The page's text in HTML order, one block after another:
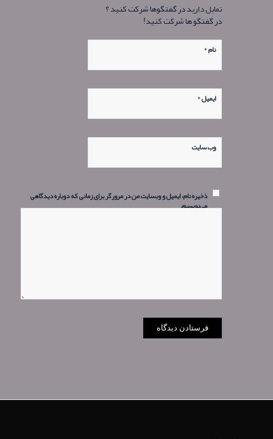
تمایل دارید در گفتگوها شرکت کنید ؟
در گفتگو ها شرکت کنید!
نام*
ایمیل*
وب‌ سایت
ذخیره نام، ایمیل و وبسایت من در مرورگر برای زمانی که دوباره دیدگاهی
می‌نویسم.